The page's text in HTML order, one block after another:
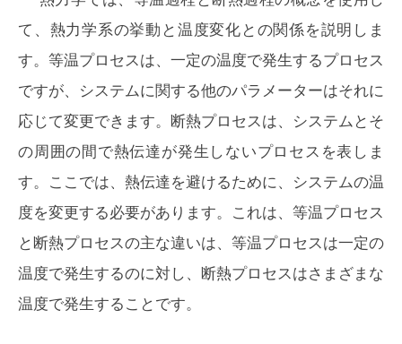
て、熱力学系の挙動と温度変化との関係を説明しま
す。等温プロセスは、一定の温度で発生するプロセス
ですが、システムに関する他のパラメーターはそれに
応じて変更できます。断熱プロセスは、システムとそ
の周囲の間で熱伝達が発生しないプロセスを表しま
す。ここでは、熱伝達を避けるために、システムの温
度を変更する必要があります。これは、等温プロセス
と断熱プロセスの主な違いは、 等温プロセスは一定の
温度で発生するのに対し、断熱プロセスはさまざまな
温度で発生する ことです。